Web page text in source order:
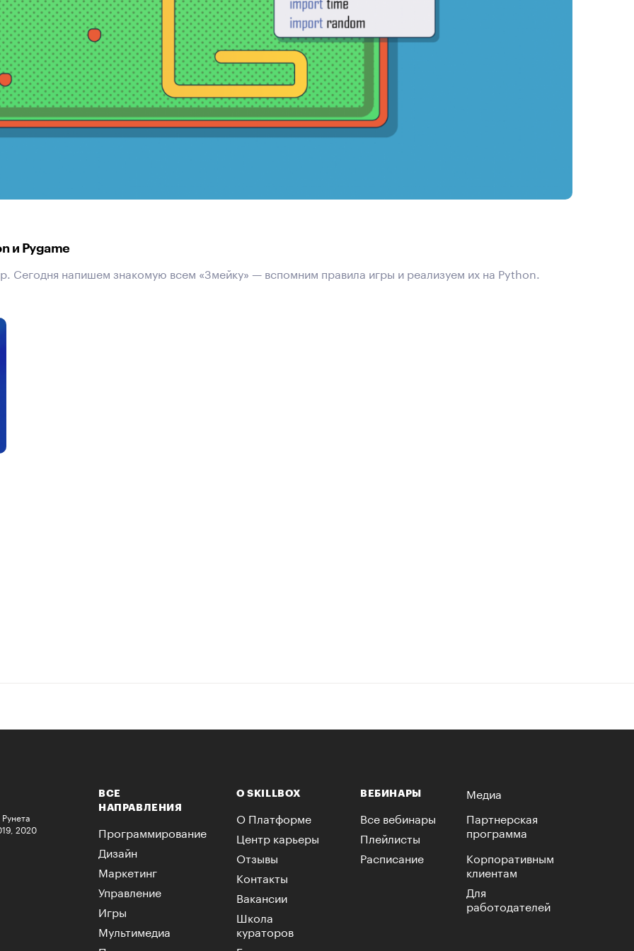
и Pygame
Сегодня напишем знакомую всем «Змейку» — вспомним правила игры и реализуем их на Python.
2020
ВСЕ
НАПРАВЛЕНИЯ
Программирование
Дизайн
Маркетинг
Управление
Игры
Мультимедиа
О SKILLBOX
О Платформе
Центр карьеры
Отзывы
Контакты
Вакансии
Школа
кураторов
ВЕБИНАРЫ
Все вебинары
Плейлисты
Расписание
Медиа
Партнерская
программа
Корпоративным
клиентам
Для
работодателей